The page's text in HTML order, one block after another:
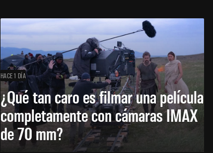
HACE 1 DÍA
¿Qué tan caro es filmar una película
completamente con cámaras IMAX
de 70 mm?